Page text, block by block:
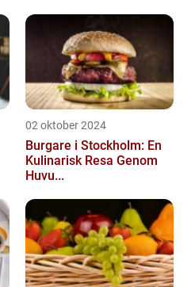
02 oktober 2024
Burgare i Stockholm: En
Kulinarisk Resa Genom
Huvu...